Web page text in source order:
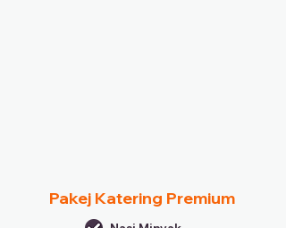
Pakej Katering Premium